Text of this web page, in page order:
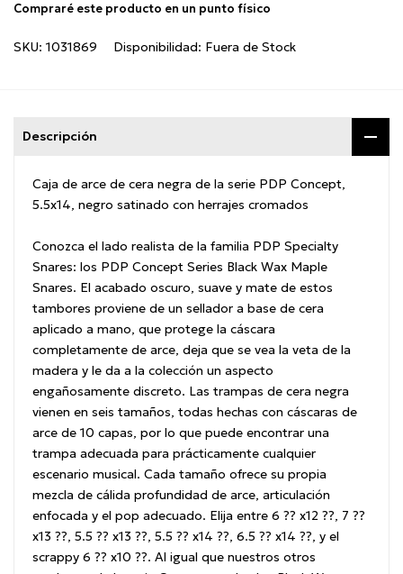
Compraré este producto en un punto físico
SKU: 1031869 Disponibilidad: Fuera de Stock
Descripción
Caja de arce de cera negra de la serie PDP Concept,
5.5x14, negro satinado con herrajes cromados
Conozca el lado realista de la familia PDP Specialty
Snares: los PDP Concept Series Black Wax Maple
Snares. El acabado oscuro, suave y mate de estos
tambores proviene de un sellador a base de cera
aplicado a mano, que protege la cáscara
completamente de arce, deja que se vea la veta de la
madera y le da a la colección un aspecto
engañosamente discreto. Las trampas de cera negra
vienen en seis tamaños, todas hechas con cáscaras de
arce de 10 capas, por lo que puede encontrar una
trampa adecuada para prácticamente cualquier
escenario musical. Cada tamaño ofrece su propia
mezcla de cálida profundidad de arce, articulación
enfocada y el pop adecuado. Elija entre 6 ?? x12 ??, 7 ??
x13 ??, 5.5 ?? x13 ??, 5.5 ?? x14 ??, 6.5 ?? x14 ??, y el
scrappy 6 ?? x10 ??. Al igual que nuestros otros